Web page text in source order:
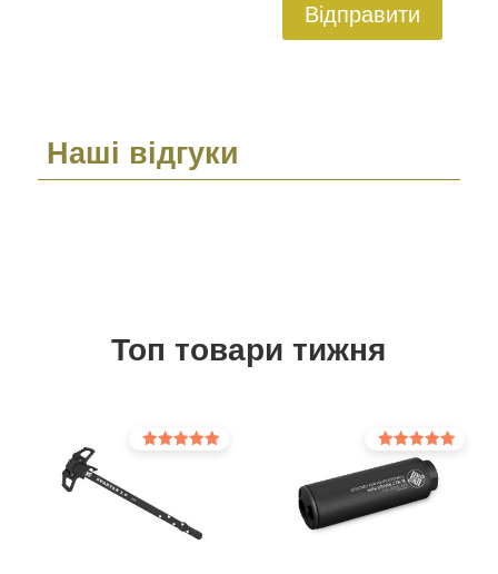
Відправити
Наші відгуки
Топ товари тижня
Оцінено в
5.00
з 5